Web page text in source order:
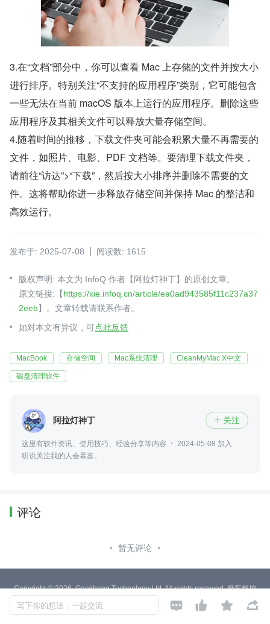
3.在“文档”部分中，你可以查看 Mac 上存储的文件并按大小
进行排序。特别关注“不支持的应用程序”类别，它可能包含
一些无法在当前 macOS 版本上运行的应用程序。删除这些
应用程序及其相关文件可以释放大量存储空间。
4.随着时间的推移，下载文件夹可能会积累大量不再需要的
文件，如照片、电影、PDF 文档等。要清理下载文件夹，
请前往“访达”>“下载”，然后按大小排序并删除不需要的文
件。这将帮助你进一步释放存储空间并保持 Mac 的整洁和
高效运行。
发布于: 2025-07-08 阅读数: 1615
版权声明: 本文为 InfoQ 作者【阿拉灯神丁】的原创文章。
原文链接:【https://xie.infoq.cn/article/ea0ad943585f11c237a37
2eeb】。文章转载请联系作者。
如对本文有异议，可点此反馈
MacBook 存储空间 Mac系统清理 CleanMyMac X中文
磁盘清理软件
阿拉灯神丁  关注
这里有软件资讯、使用技巧、经验分享等内容
2024-05-08 加入
听说关注我的人会暴富。
评论
暂无评论
写下你的想法，一起交流    
Copyright © 2026, Geekbang Technology Ltd. All rights reserved. 极客邦控
股（北京）有限公司
京 ICP 备 16027448 号 - 5